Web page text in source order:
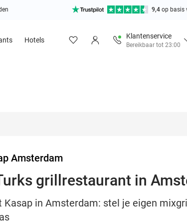
9,4 op basis
Hotels
Klantenservice
Bereikbaar tot 23:00
Amsterdam
grillrestaurant in
Kasap in Amsterdam: stel je eigen